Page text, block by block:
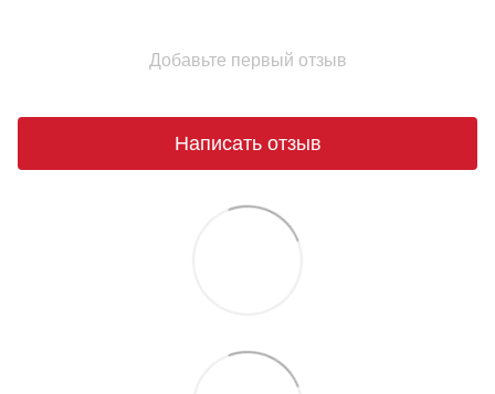
Добавьте первый отзыв
Написать отзыв